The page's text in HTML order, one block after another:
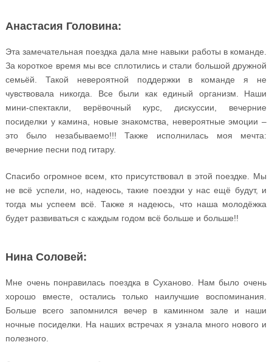
Анастасия Головина:
Эта замечательная поездка дала мне навыки работы в команде.
За короткое время мы все сплотились и стали большой дружной
семьёй. Такой невероятной поддержки в команде я не
чувствовала никогда. Все были как единый организм. Наши
мини-спектакли, верёвочный курс, дискуссии, вечерние
посиделки у камина, новые знакомства, невероятные эмоции –
это было незабываемо!!! Также исполнилась моя мечта:
вечерние песни под гитару.
Спасибо огромное всем, кто присутствовал в этой поездке. Мы
не всё успели, но, надеюсь, такие поездки у нас ещё будут, и
тогда мы успеем всё. Также я надеюсь, что наша молодёжка
будет развиваться с каждым годом всё больше и больше!!
Нина Соловей:
Мне очень понравилась поездка в Суханово. Нам было очень
хорошо вместе, остались только наилучшие воспоминания.
Больше всего запомнился вечер в каминном зале и наши
ночные посиделки. На наших встречах я узнала много нового и
полезного.